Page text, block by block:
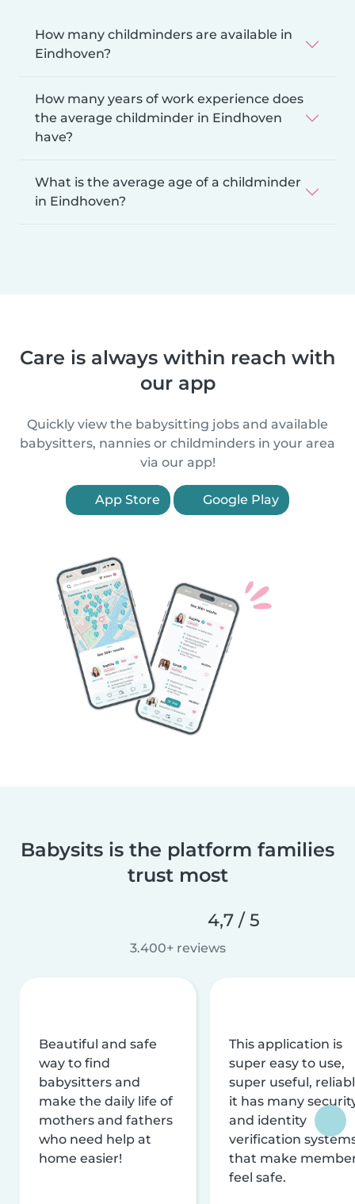
How many childminders are available in
Eindhoven?
How many years of work experience does
the average childminder in Eindhoven
have?
What is the average age of a childminder
in Eindhoven?
Care is always within reach with
our app
Quickly view the babysitting jobs and available
babysitters, nannies or childminders in your area
via our app!
App Store Google Play
Babysits is the platform families
trust most
4,7 / 5
3.400+ reviews
Beautiful and safe
way to find
babysitters and
make the daily life of
mothers and fathers
who need help at
home easier!
This application is
super easy to use,
super useful,
it has many
and identity
verification
that make
feel safe.